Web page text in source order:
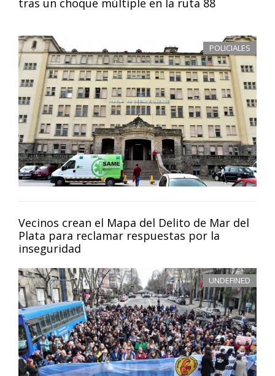
POLICIALES
Vecinos crean el Mapa del Delito de Mar del
Plata para reclamar respuestas por la
inseguridad
UNDEFINED